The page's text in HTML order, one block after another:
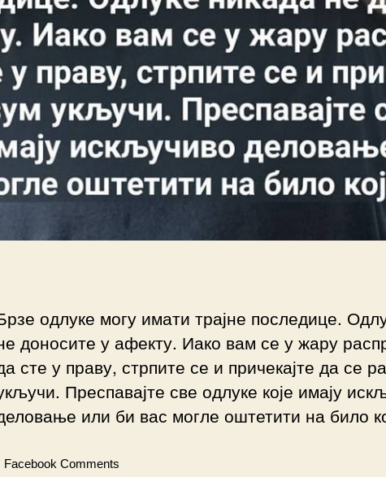
одлуке могу имати трајне последице.
доносите у афекту. Иако вам се у жару
сте у праву, стрпите се и причекајте да се
Преспавајте све одлуке које имају
или би вас могле оштетити на било
Facebook Comments